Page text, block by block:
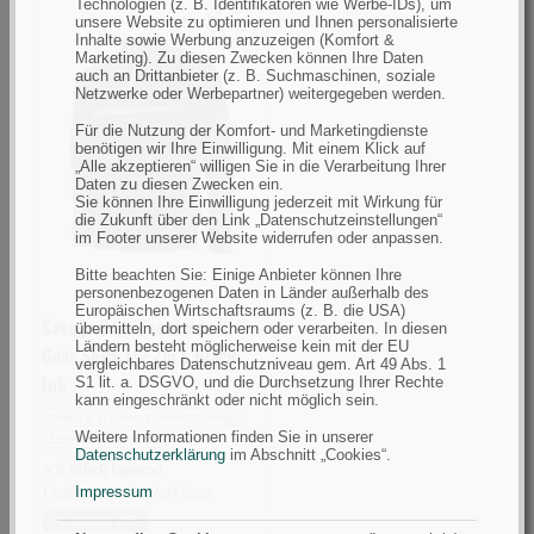
Technologien (z. B. Identifikatoren wie Werbe-IDs), um
unsere Website zu optimieren und Ihnen personalisierte
Inhalte sowie Werbung anzuzeigen (Komfort &
Marketing). Zu diesen Zwecken können Ihre Daten
auch an Drittanbieter (z. B. Suchmaschinen, soziale
Netzwerke oder Werbepartner) weitergegeben werden.
Für die Nutzung der Komfort- und Marketingdienste
benötigen wir Ihre Einwilligung. Mit einem Klick auf
„Alle akzeptieren“ willigen Sie in die Verarbeitung Ihrer
Daten zu diesen Zwecken ein.
Sie können Ihre Einwilligung jederzeit mit Wirkung für
die Zukunft über den Link „Datenschutzeinstellungen“
im Footer unserer Website widerrufen oder anpassen.
Bitte beachten Sie: Einige Anbieter können Ihre
personenbezogenen Daten in Länder außerhalb des
Europäischen Wirtschaftsraums (z. B. die USA)
übermitteln, dort speichern oder verarbeiten. In diesen
Ländern besteht möglicherweise kein mit der EU
vergleichbares Datenschutzniveau gem. Art 49 Abs. 1
S1 lit. a. DSGVO, und die Durchsetzung Ihrer Rechte
kann eingeschränkt oder nicht möglich sein.
Weitere Informationen finden Sie in unserer
Datenschutzerklärung im Abschnitt „Cookies“.
Impressum
Savage
Gear
Tournament
Gear
Shirt
Black
(Bild
Savage Gear Tournament
Gear Shirt 1/2 Zip L Black
Jahreszeit Sommer
Lieferzeit: 1-3 Werktage
Sie sparen 25%